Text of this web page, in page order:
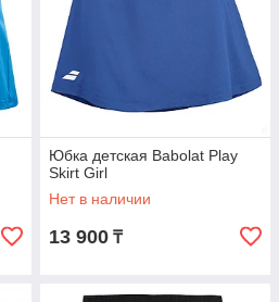
Юбка детская Babolat Play
Skirt Girl
Нет в наличии
13 900 ₸